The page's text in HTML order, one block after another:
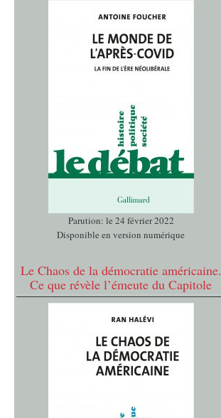
Parution: le 24 février 2022
Disponible en version numérique
Le Chaos de la démocratie américaine.
Ce que révèle l’émeute du Capitole